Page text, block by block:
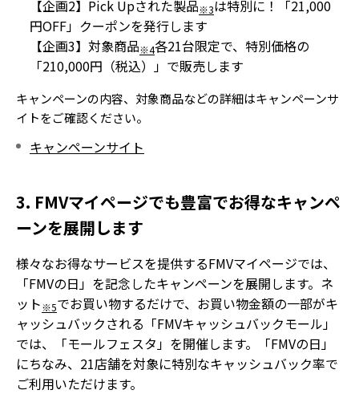
【企画2】Pick Upされた製品※3は特別に！「21,000
円OFF」クーポンを発行します
【企画3】対象商品※4各21台限定で、特別価格の
「210,000円（税込）」で販売します
キャンペーンの内容、対象商品などの詳細はキャンペーンサ
イトをご確認ください。
キャンペーンサイト
3. FMVマイページでも豊富でお得なキャンペ
ーンを展開します
様々なお得なサービスを提供するFMVマイページでは、
「FMVの日」を記念したキャンペーンを展開します。ネ
ット※5でお買い物するだけで、お買い物金額の一部がキ
ャッシュバックされる「FMVキャッシュバックモール」
では、「モールフェスタ」を開催します。「FMVの日」
にちなみ、21店舗を対象に特別なキャッシュバック率で
ご利用いただけます。